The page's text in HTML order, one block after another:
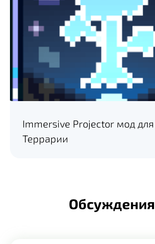
Immersive Projector мод для
Террарии
Обсуждения